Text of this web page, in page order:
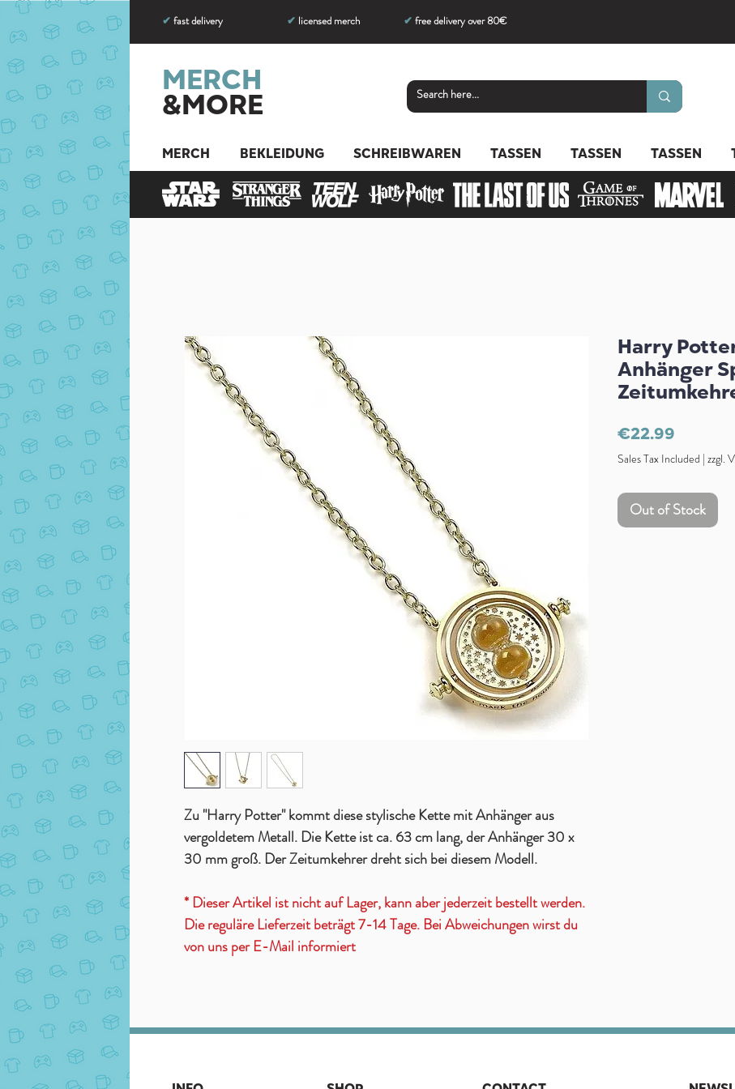
✔ fast delivery ✔ licensed merch ✔ free delivery over 80€
MERCH
&MORE
MERCH BEKLEIDUNG SCHREIBWAREN TASSEN TASSEN TASSEN
Zu "Harry Potter" kommt diese stylische Kette mit Anhänger aus
vergoldetem Metall. Die Kette ist ca. 63 cm lang, der Anhänger 30 x
30 mm groß. Der Zeitumkehrer dreht sich bei diesem Modell.
* Dieser Artikel ist nicht auf Lager, kann aber jederzeit bestellt werden.
Die reguläre Lieferzeit beträgt 7-14 Tage. Bei Abweichungen wirst du
von uns per E-Mail informiert
Harry
Anhänger
€22.99
Sales Tax Included | zzgl.
Out of Stock